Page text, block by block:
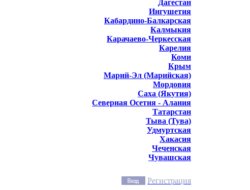
Дагестан
Ингушетия
Кабардино-Балкарская
Калмыкия
Карачаево-Черкесская
Карелия
Коми
Крым
Марий-Эл (Марийская)
Мордовия
Саха (Якутия)
Северная Осетия - Алания
Татарстан
Тыва (Тува)
Удмуртская
Хакасия
Чеченская
Чувашская
Регистрация